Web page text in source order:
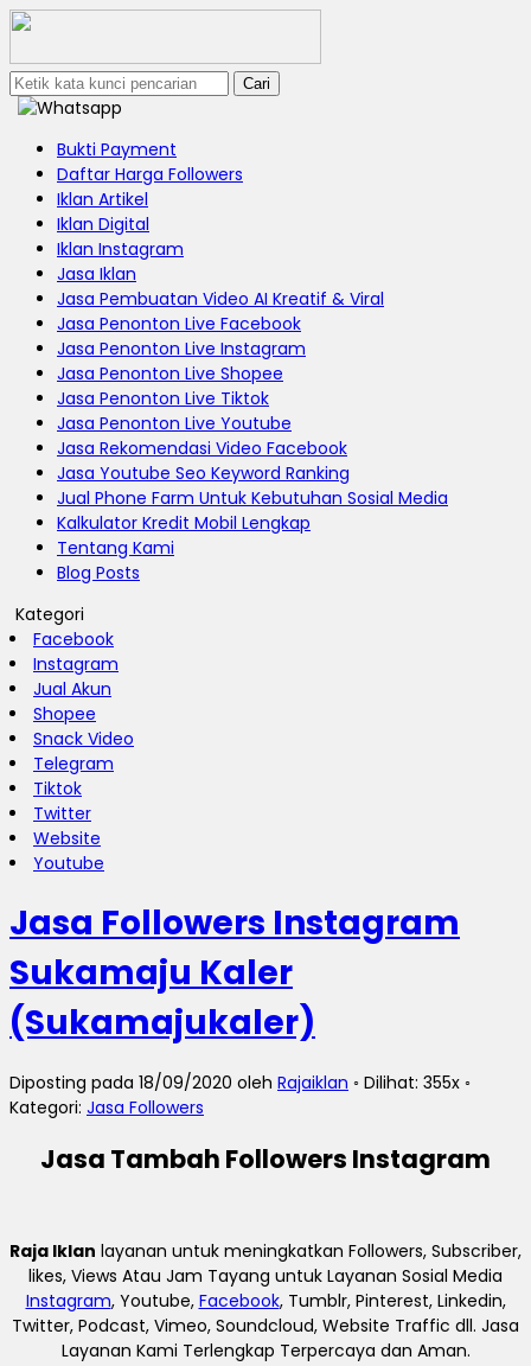
Cari
Bukti Payment
Daftar Harga Followers
Iklan Artikel
Iklan Digital
Iklan Instagram
Jasa Iklan
Jasa Pembuatan Video AI Kreatif & Viral
Jasa Penonton Live Facebook
Jasa Penonton Live Instagram
Jasa Penonton Live Shopee
Jasa Penonton Live Tiktok
Jasa Penonton Live Youtube
Jasa Rekomendasi Video Facebook
Jasa Youtube Seo Keyword Ranking
Jual Phone Farm Untuk Kebutuhan Sosial Media
Kalkulator Kredit Mobil Lengkap
Tentang Kami
Blog Posts
Kategori
Facebook
Instagram
Jual Akun
Shopee
Snack Video
Telegram
Tiktok
Twitter
Website
Youtube
Jasa Followers Instagram
Sukamaju Kaler
(Sukamajukaler)
Diposting pada 18/09/2020 oleh Rajaiklan ◦ Dilihat: 355x ◦
Kategori: Jasa Followers
Jasa Tambah Followers Instagram
Raja Iklan layanan untuk meningkatkan Followers, Subscriber,
likes, Views Atau Jam Tayang untuk Layanan Sosial Media
Instagram, Youtube, Facebook, Tumblr, Pinterest, Linkedin,
Twitter, Podcast, Vimeo, Soundcloud, Website Traffic dll. Jasa
Layanan Kami Terlengkap Terpercaya dan Aman.